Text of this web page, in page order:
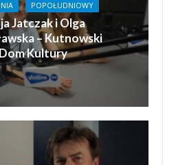
POPOŁUDNIOWY
Jatczak i Olga
– Kutnowski
Dom Kultury